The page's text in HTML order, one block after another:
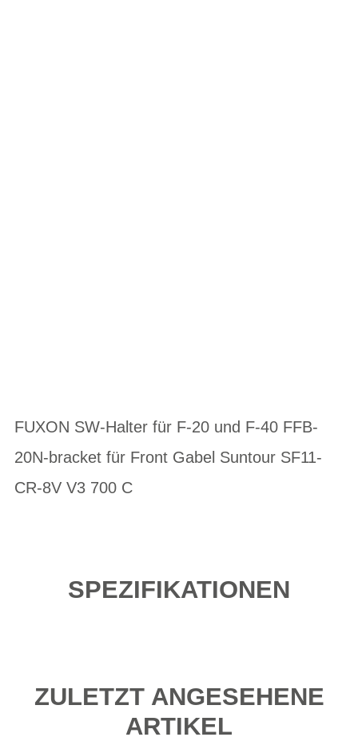
FUXON SW-Halter für F-20 und F-40 FFB-
20N-bracket für Front Gabel Suntour SF11-
CR-8V V3 700 C
SPEZIFIKATIONEN
ZULETZT ANGESEHENE
ARTIKEL